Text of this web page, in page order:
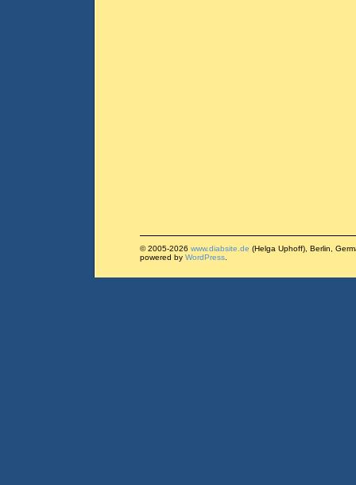
© 2005-2026 www.diabsite.de (Helga Uphoff), Berlin,
powered by WordPress.